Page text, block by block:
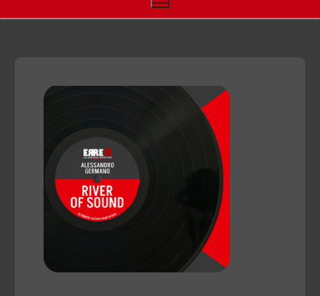
Home
Storia, Mission e Vision
Fondatori
Direttivo